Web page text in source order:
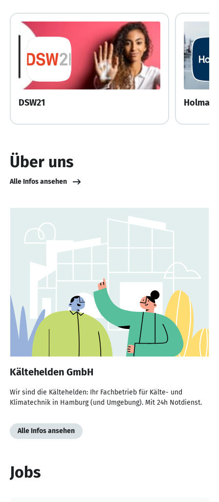
DSW21 Holman
Über uns
Alle Infos ansehen
Kältehelden GmbH
Wir sind die Kältehelden: Ihr Fachbetrieb für Kälte- und
Klimatechnik in Hamburg (und Umgebung). Mit 24h Notdienst.
Alle Infos ansehen
Jobs